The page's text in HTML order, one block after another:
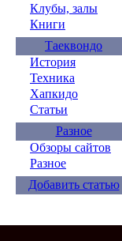
Клубы, залы
Книги
Таеквондо
История
Техника
Хапкидо
Статьи
Разное
Обзоры сайтов
Разное
Добавить статью